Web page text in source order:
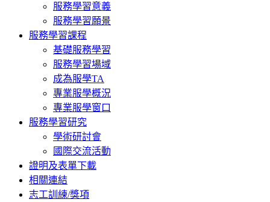
服務學習意義
服務學習願景
服務學習課程
基礎服務學習
服務學習場域
成為服學TA
專業服學概況
專業服學窗口
服務學習研究
學術研討會
國際交流活動
證明及表單下載
相關連結
志工訓練/獎項